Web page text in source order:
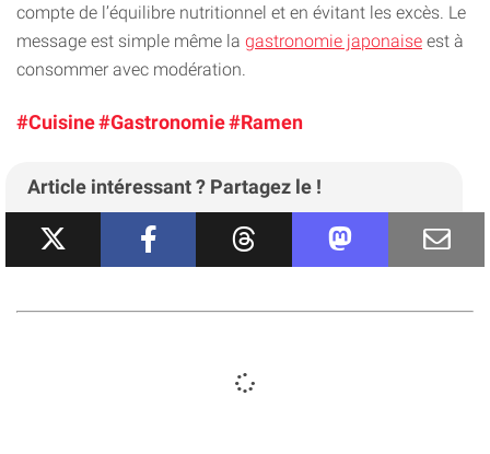
compte de l’équilibre nutritionnel et en évitant les excès. Le
message est simple même la gastronomie japonaise est à
consommer avec modération.
#Cuisine#Gastronomie#Ramen
Article intéressant ? Partagez le !